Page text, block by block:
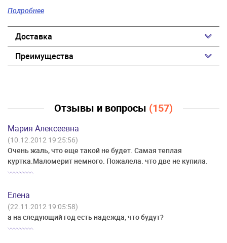
* светоотражающие элементы
* удобные пуллеры
Подробнее
Доставка
Преимущества
Отзывы и вопросы (157)
Мария Алексеевна
(10.12.2012 19:25:56)
Очень жаль, что еще такой не будет. Самая теплая
куртка.Маломерит немного. Пожалела. что две не купила.
Елена
(22.11.2012 19:05:58)
а на следующий год есть надежда, что будут?